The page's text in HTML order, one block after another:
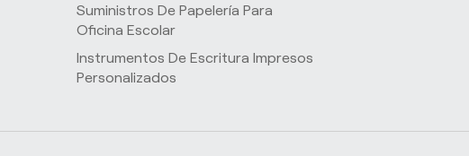
Suministros De Papelería Para
Oficina Escolar
Instrumentos De Escritura Impresos
Personalizados